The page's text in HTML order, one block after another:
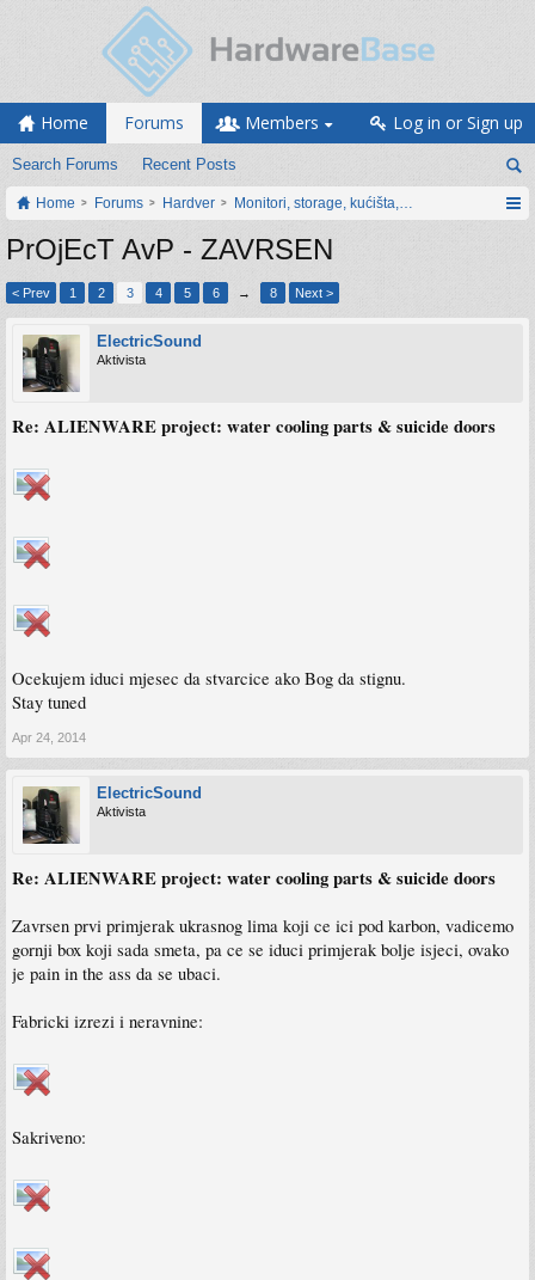
Home Forums
Search Forums Recent Posts
Members Log in or Sign up
Home Forums Hardver Monitori, storage, kućišta, periferija
PrOjEcT AvP - ZAVRSEN
< Prev 1 2 3 4 5 6 → 8 Next >
ElectricSound
Aktivista
Re: ALIENWARE project: water cooling parts & suicide doors
Ocekujem iduci mjesec da stvarcice ako Bog da stignu.
Stay tuned
Apr 24, 2014
ElectricSound
Aktivista
Re: ALIENWARE project: water cooling parts & suicide doors
Zavrsen prvi primjerak ukrasnog lima koji ce ici pod karbon, vadicemo
gornji box koji sada smeta, pa ce se iduci primjerak bolje isjeci, ovako
je pain in the ass da se ubaci.
Fabricki izrezi i neravnine:
Sakriveno: